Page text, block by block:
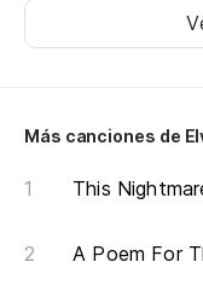
Más canciones de
This
A Poem For